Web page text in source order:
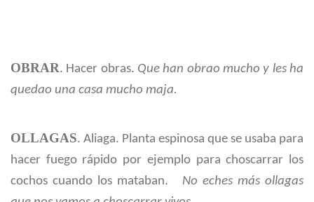
OBRAR. Hacer obras. Que han obrao mucho y les ha
quedao una casa mucho maja.
OLLAGAS. Aliaga. Planta espinosa que se usaba para
hacer fuego rápido por ejemplo para choscarrar los
cochos cuando los mataban. No eches más ollagas